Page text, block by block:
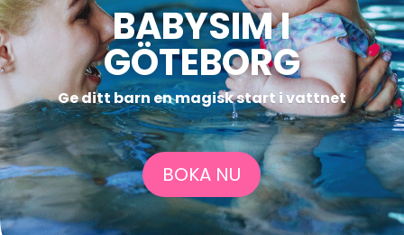
BABYSIM I
GÖTEBORG
Ge ditt barn en magisk start i vattnet
BOKA NU